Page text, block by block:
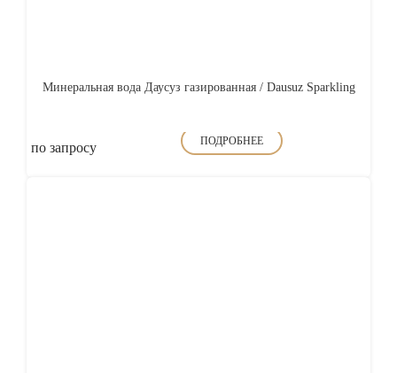
Минеральная вода Даусуз газированная / Dausuz Sparkling
по запросу ПОДРОБНЕЕ